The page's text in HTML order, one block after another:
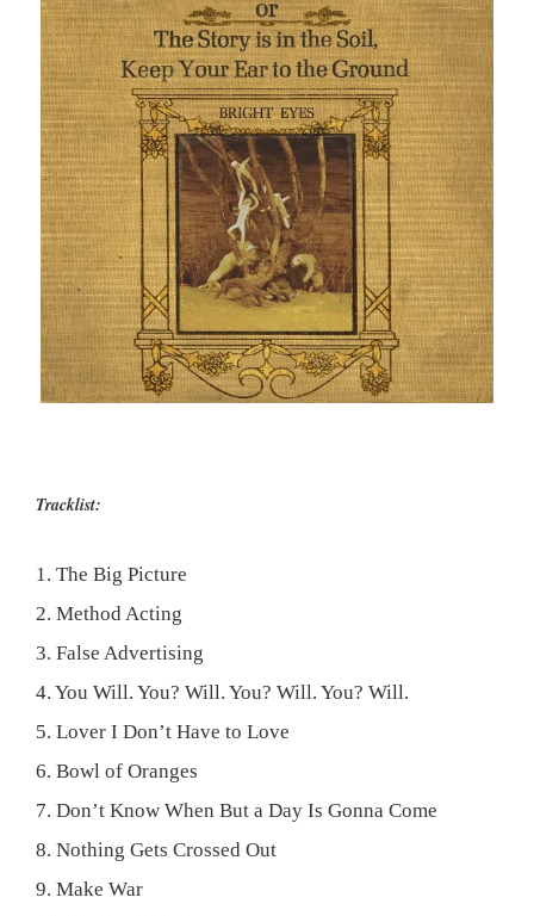
Tracklist:
1. The Big Picture
2. Method Acting
3. False Advertising
4. You Will. You? Will. You? Will. You? Will.
5. Lover I Don’t Have to Love
6. Bowl of Oranges
7. Don’t Know When But a Day Is Gonna Come
8. Nothing Gets Crossed Out
9. Make War